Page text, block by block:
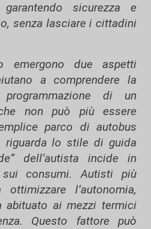
sicurezza e
senza lasciare i cittadini
emergono due aspetti
a comprendere la
di un
non può più essere
parco di autobus
riguarda lo stile di guida
dell’autista incide in
consumi. Autisti più
l’autonomia,
abituato ai mezzi termici
Questo fattore può